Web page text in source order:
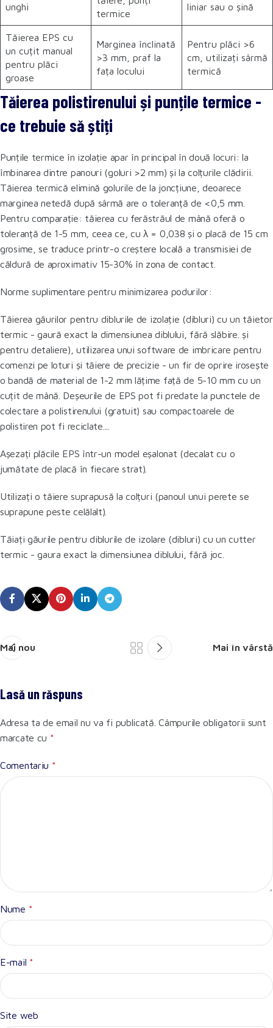
unghi
termice
liniar sau o șină
Tăierea EPS cu
un cuțit manual
pentru plăci
groase
Marginea înclinată
>3 mm, praf la
fața locului
Pentru plăci >6
cm, utilizați sârmă
termică
Tăierea polistirenului și punțile termice -
ce trebuie să știți
Punțile termice în izolație apar în principal în două locuri: la
îmbinarea dintre panouri (goluri >2 mm) și la colțurile clădirii.
Tăierea termică elimină golurile de la joncțiune, deoarece
marginea netedă după sârmă are o toleranță de <0,5 mm.
Pentru comparație: tăierea cu ferăstrăul de mână oferă o
toleranță de 1-5 mm, ceea ce, cu λ = 0,038 și o placă de 15 cm
grosime, se traduce printr-o creștere locală a transmisiei de
căldură de aproximativ 15-30% în zona de contact.
Norme suplimentare pentru minimizarea podurilor:
Tăierea găurilor pentru diblurile de izolație (dibluri) cu un tăietor
termic - gaură exact la dimensiunea diblului, fără slăbire. și
pentru detaliere), utilizarea unui software de imbricare pentru
comenzi pe loturi și tăiere de precizie - un fir de oprire irosește
o bandă de material de 1-2 mm lățime față de 5-10 mm cu un
cuțit de mână. Deșeurile de EPS pot fi predate la punctele de
colectare a polistirenului (gratuit) sau compactoarele de
polistiren pot fi reciclate....
Așezați plăcile EPS într-un model eșalonat (decalat cu o
jumătate de placă în fiecare strat).
Utilizați o tăiere suprapusă la colțuri (panoul unui perete se
suprapune peste celălalt).
Tăiați găurile pentru diblurile de izolare (dibluri) cu un cutter
termic - gaura exact la dimensiunea diblului, fără joc.
Mai nou Mai în vârstă
Lasă un răspuns
Adresa ta de email nu va fi publicată. Câmpurile obligatorii sunt
marcate cu *
Comentariu *
Nume *
E-mail *
Site web